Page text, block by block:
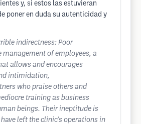
y, si estos las estuvieran
poner en duda su autenticidad y
indirectness: Poor
of employees, a
allows and encourages
intimidation,
who praise others and
training as business
beings. Their ineptitude is
left the clinic's operations in